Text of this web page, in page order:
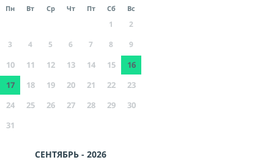
Пн Вт Ср Чт Пт Сб Вс
1
2
3
4 5 6 7 8 9
10 11 12 13 14 15
16
17
18 19 20 21 22
23
24
25 26 27 28 29
30
31
СЕНТЯБРЬ - 2026